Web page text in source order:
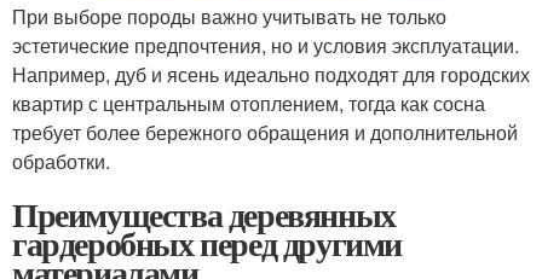
При выборе породы важно учитывать не только
эстетические предпочтения, но и условия эксплуатации.
Например, дуб и ясень идеально подходят для городских
квартир с центральным отоплением, тогда как сосна
требует более бережного обращения и дополнительной
обработки.
Преимущества деревянных
гардеробных перед другими